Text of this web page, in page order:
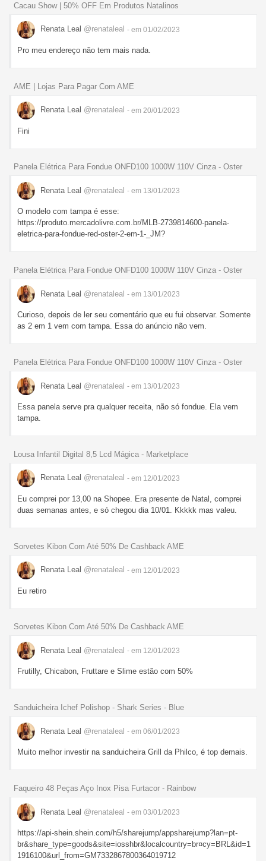
Cacau Show | 50% OFF Em Produtos Natalinos
Renata Leal @renataleal - em 01/02/2023
Pro meu endereço não tem mais nada.
AME | Lojas Para Pagar Com AME
Renata Leal @renataleal - em 20/01/2023
Fini
Panela Elétrica Para Fondue ONFD100 1000W 110V Cinza - Oster
Renata Leal @renataleal - em 13/01/2023
O modelo com tampa é esse:
https://produto.mercadolivre.com.br/MLB-2739814600-panela-
eletrica-para-fondue-red-oster-2-em-1-_JM?
Panela Elétrica Para Fondue ONFD100 1000W 110V Cinza - Oster
Renata Leal @renataleal - em 13/01/2023
Curioso, depois de ler seu comentário que eu fui observar. Somente
as 2 em 1 vem com tampa. Essa do anúncio não vem.
Panela Elétrica Para Fondue ONFD100 1000W 110V Cinza - Oster
Renata Leal @renataleal - em 13/01/2023
Essa panela serve pra qualquer receita, não só fondue. Ela vem
tampa.
Lousa Infantil Digital 8,5 Lcd Mágica - Marketplace
Renata Leal @renataleal - em 12/01/2023
Eu comprei por 13,00 na Shopee. Era presente de Natal, comprei
duas semanas antes, e só chegou dia 10/01. Kkkkk mas valeu.
Sorvetes Kibon Com Até 50% De Cashback AME
Renata Leal @renataleal - em 12/01/2023
Eu retiro
Sorvetes Kibon Com Até 50% De Cashback AME
Renata Leal @renataleal - em 12/01/2023
Frutilly, Chicabon, Fruttare e Slime estão com 50%
Sanduicheira Ichef Polishop - Shark Series - Blue
Renata Leal @renataleal - em 06/01/2023
Muito melhor investir na sanduicheira Grill da Philco, é top demais.
Faqueiro 48 Peças Aço Inox Pisa Furtacor - Rainbow
Renata Leal @renataleal - em 03/01/2023
https://api-shein.shein.com/h5/sharejump/appsharejump?lan=pt-
br&share_type=goods&site=iosshbr&localcountry=br¤cy=BRL&id=1
1916100&url_from=GM7332867800364019712